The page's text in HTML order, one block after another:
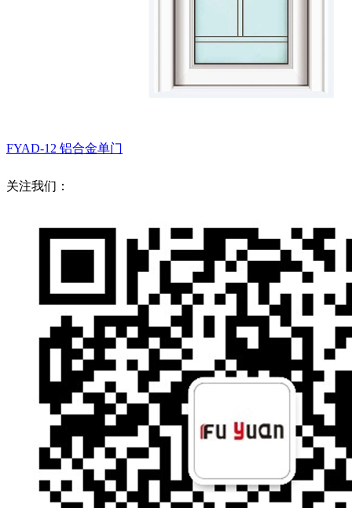
FYAD-12 铝合金单门
关注我们：